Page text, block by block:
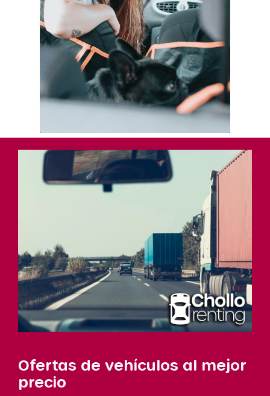
Ofertas de vehículos al mejor
precio